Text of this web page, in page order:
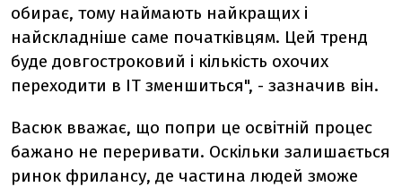
обирає, тому наймають найкращих і
найскладніше саме початківцям. Цей тренд
буде довгостроковий і кількість охочих
переходити в ІТ зменшиться", - зазначив він.
Васюк вважає, що попри це освітній процес
бажано не переривати. Оскільки залишається
ринок фрилансу, де частина людей зможе